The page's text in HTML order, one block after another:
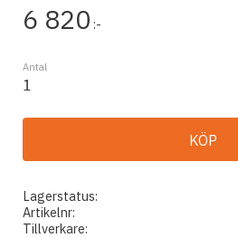
6 820 :-
Antal
KÖP
Lagerstatus
Artikelnr
Tillverkare